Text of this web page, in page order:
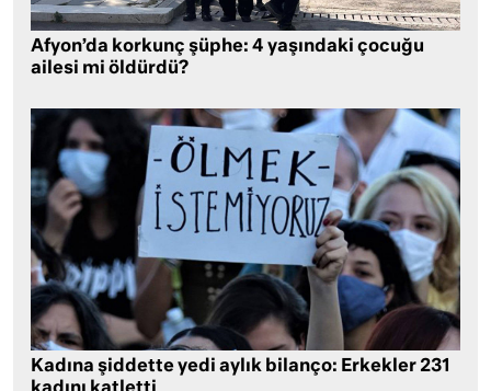
Afyon’da korkunç şüphe: 4 yaşındaki çocuğu
ailesi mi öldürdü?
Kadına şiddette yedi aylık bilanço: Erkekler 231